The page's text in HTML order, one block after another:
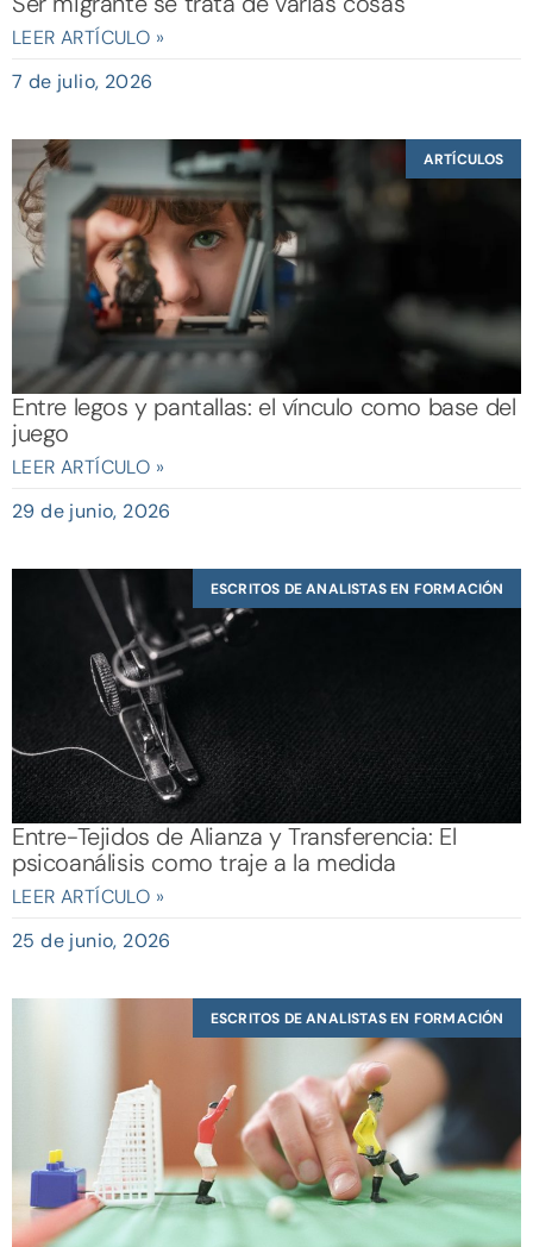
LEER ARTÍCULO »
7 de julio, 2026
ARTÍCULOS
Entre legos y pantallas: el vínculo como base del
juego
LEER ARTÍCULO »
29 de junio, 2026
ESCRITOS DE ANALISTAS EN FORMACIÓN
Entre-Tejidos de Alianza y Transferencia: El
psicoanálisis como traje a la medida
LEER ARTÍCULO »
25 de junio, 2026
ESCRITOS DE ANALISTAS EN FORMACIÓN